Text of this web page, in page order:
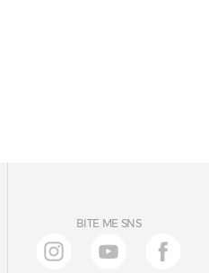
BITE ME SNS